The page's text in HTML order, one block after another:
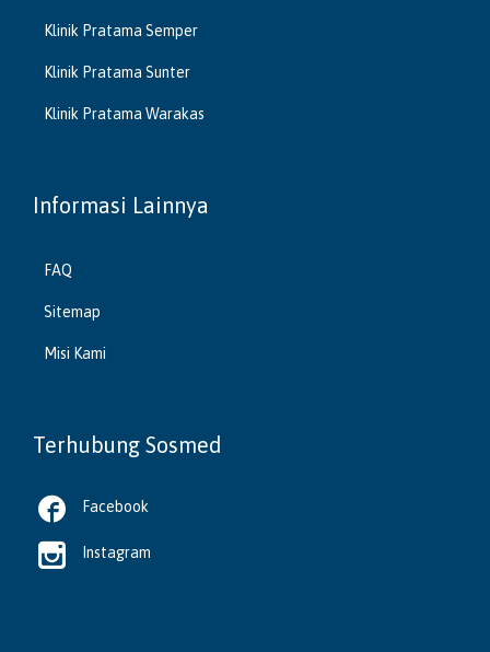
Klinik Pratama Semper
Klinik Pratama Sunter
Klinik Pratama Warakas
Informasi Lainnya
FAQ
Sitemap
Misi Kami
Terhubung Sosmed
 Facebook
 Instagram